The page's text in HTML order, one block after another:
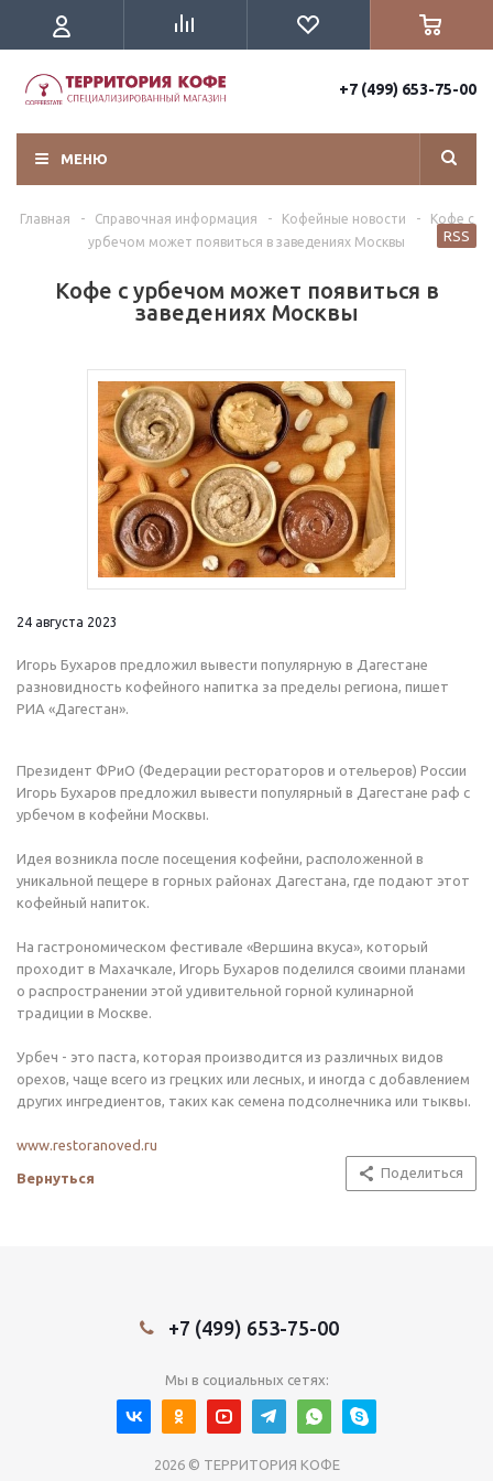
+7 (499) 653-75-00
МЕНЮ
Главная - Справочная информация - Кофейные новости -
Кофе с
урбечом может появиться в заведениях Москвы
Кофе с урбечом может появиться в
заведениях Москвы
RSS
24 августа 2023
Игорь Бухаров предложил вывести популярную в Дагестане
разновидность кофейного напитка за пределы региона, пишет
РИА «Дагестан».
Президент ФРиО (Федерации рестораторов и отельеров) России
Игорь Бухаров предложил вывести популярный в Дагестане раф с
урбечом в кофейни Москвы.
Идея возникла после посещения кофейни, расположенной в
уникальной пещере в горных районах Дагестана, где подают этот
кофейный напиток.
На гастрономическом фестивале «Вершина вкуса», который
проходит в Махачкале, Игорь Бухаров поделился своими планами
о распространении этой удивительной горной кулинарной
традиции в Москве.
Урбеч - это паста, которая производится из различных видов
орехов, чаще всего из грецких или лесных, и иногда с добавлением
других ингредиентов, таких как семена подсолнечника или тыквы.
www.restoranoved.ru
Вернуться Поделиться
+7 (499) 653-75-00
Мы в социальных сетях:
2026 © ТЕРРИТОРИЯ КОФЕ